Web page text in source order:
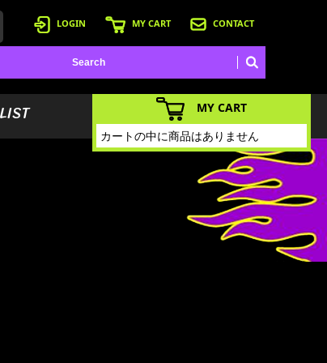
LOGIN MY CART CONTACT
MY CART
カートの中に商品はありません